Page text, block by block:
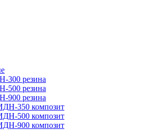
300 резина
500 резина
900 резина
350 композит
500 композит
900 композит